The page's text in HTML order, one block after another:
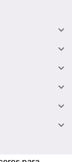





